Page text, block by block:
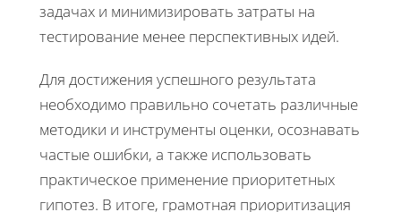
задачах и минимизировать затраты на
тестирование менее перспективных идей.
Для достижения успешного результата
необходимо правильно сочетать различные
методики и инструменты оценки, осознавать
частые ошибки, а также использовать
практическое применение приоритетных
гипотез. В итоге, грамотная приоритизация